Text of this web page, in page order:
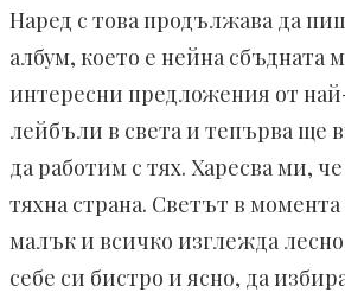
Наред с това продължава да
албум, което е нейна сбъдната
интересни предложения от
лейбъли в света и тепърва ще
да работим с тях. Харесва ми,
тяхна страна. Светът в
малък и всичко изглежда
себе си бистро и ясно, да